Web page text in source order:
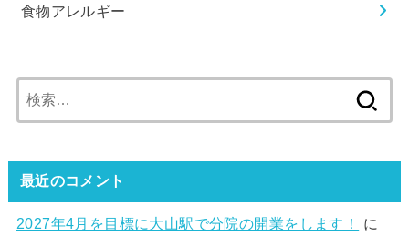
食物アレルギー
索:
最近のコメント
2027年4月を目標に大山駅で分院の開業をします！
に